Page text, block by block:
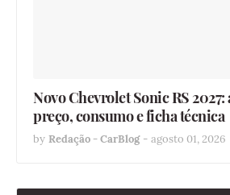
Novo Chevrolet Sonic RS 2027:
preço, consumo e ficha técnica
by Redação - CarBlog - agosto 01, 2026